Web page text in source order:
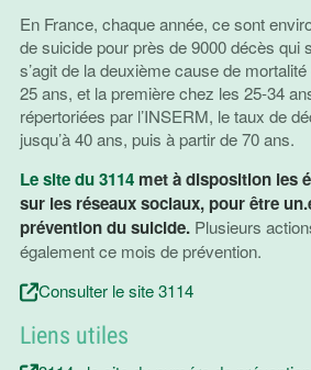
En France, chaque année, ce sont
de suicide pour près de 9000 décès qui
s’agit de la deuxième cause de
25 ans, et la première chez les 25-34
répertoriées par l’INSERM, le taux de
jusqu’à 40 ans, puis à partir de 70 ans.
Le site du 3114met à disposition les
sur les réseaux sociaux, pour être
prévention du suicide.Plusieurs
également ce mois de prévention.
Consulter le site 3114
Liens utiles